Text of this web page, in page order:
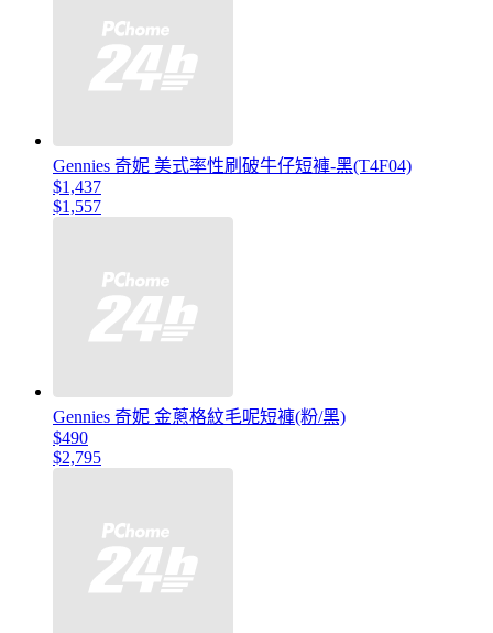
Gennies 奇妮 美式率性刷破牛仔短褲-黑(T4F04)
$1,437
$1,557
Gennies 奇妮 金蔥格紋毛呢短褲(粉/黑)
$490
$2,795